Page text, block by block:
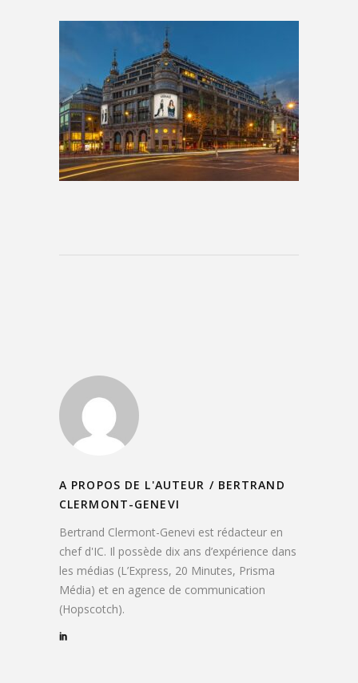
A PROPOS DE L'AUTEUR / BERTRAND
CLERMONT-GENEVI
Bertrand Clermont-Genevi est rédacteur en
chef d'IC. Il possède dix ans d’expérience dans
les médias (L’Express, 20 Minutes, Prisma
Média) et en agence de communication
(Hopscotch).